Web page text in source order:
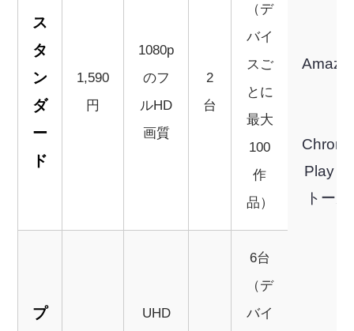
Play
トー
ス
タ
ン
ダ
ー
ド
1,590
円
1080p
のフ
ルHD
画質
2
台
（デ
バイ
スご
とに
最大
100
作
品）
プ
UHD
6台
（デ
バイ